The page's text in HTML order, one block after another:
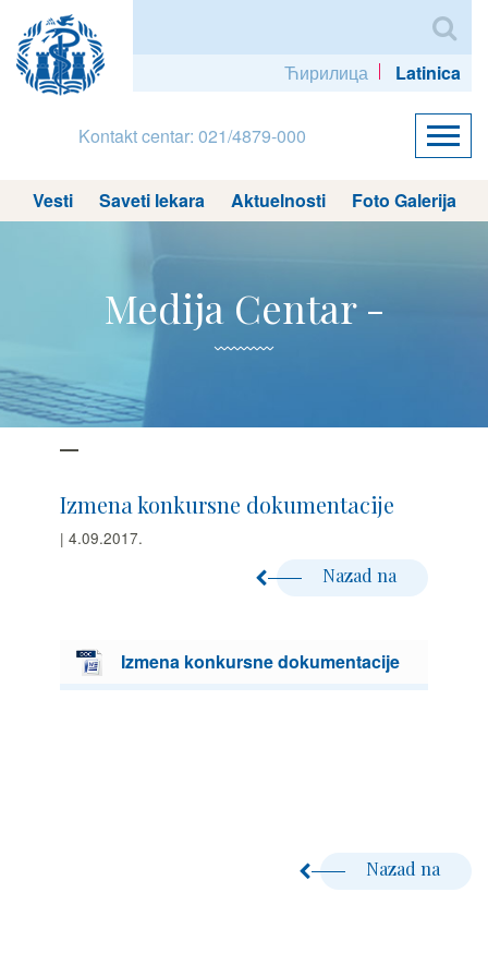
Ћирилица Latinica
Kontakt centar: 021/4879-000
Vesti Saveti lekara Aktuelnosti Foto Galerija
Medija Centar -
Izmena konkursne dokumentacije
| 4.09.2017.
Nazad na
Izmena konkursne dokumentacije
Nazad na